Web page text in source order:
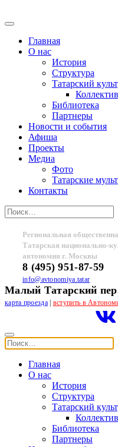
Главная
О нас
История
Структура
Татарский
Библиотека
Партнеры
Новости и события
Афиша
Проекты
Медиа
Фото
Татарские
Контакты
Региональная
Татарская национально-
автономия г. Москвы
8 (495) 951-87-59
info@avtonomiya.tatar
Малый Татарский
карта проезда| вступить в
Главная
О нас
История
Структура
Татарский
Библиотека
Партнеры